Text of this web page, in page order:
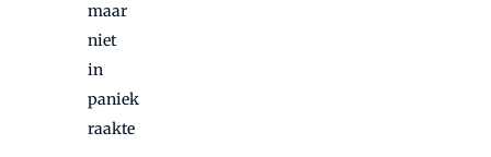
maar
niet
in
paniek
raakte